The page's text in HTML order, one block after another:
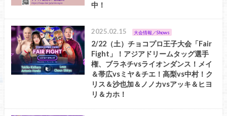
中！
2025.02.15 大会情報／Shows
2/22（土）チョコプロ王子大会「Fair
Fight」！アジアドリームタッグ選手
権、ブラネチvsライオンダンス！メイ
＆帯広vsミヤ＆チエ！高梨vs中村！ク
リス＆沙也加＆ノノカvsアッキ＆ヒヨ
リ＆カホ！